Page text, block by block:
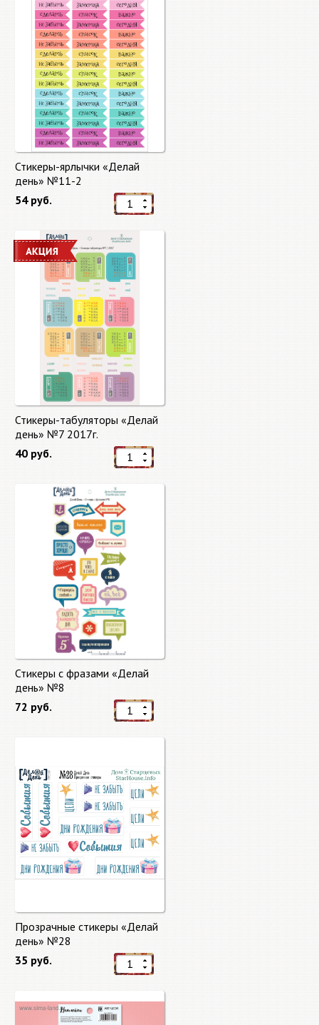
Стикеры-ярлычки «Делай
день» №11-2
54 руб.
Стикеры-табуляторы «Делай
день» №7 2017г.
40 руб.
Стикеры с фразами «Делай
день» №8
72 руб.
Прозрачные стикеры «Делай
день» №28
35 руб.